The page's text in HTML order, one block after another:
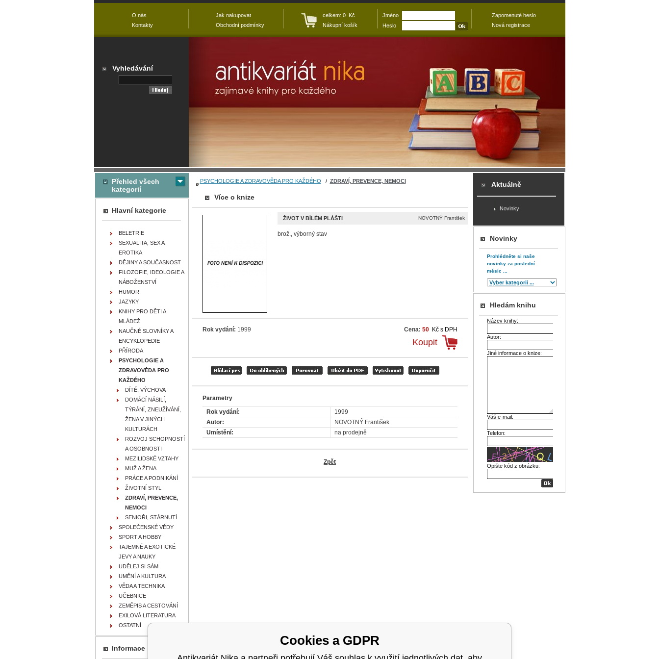
PSYCHOLOGIE A ZDRAVOVĚDA PRO KAŽDÉHO / ZDRAVÍ, PREVENCE, NEMOCI
Více o knize
ŽIVOT V BÍLÉM PLÁŠTI NOVOTNÝ František
brož., výborný stav
Rok vydání: 1999 Cena: 50 Kč s DPH
Koupit
Parametry
Rok vydání:
1999
Autor:
NOVOTNÝ František
Umístění:
na prodejně
Zpět
Přehled všech
kategorií
Hlavní kategorie
BELETRIE
SEXUALITA, SEX A
EROTIKA
DĚJINY A SOUČASNOST
FILOZOFIE, IDEOLOGIE A
NÁBOŽENSTVÍ
HUMOR
JAZYKY
KNIHY PRO DĚTI A
MLÁDEŽ
NAUČNÉ SLOVNÍKY A
ENCYKLOPEDIE
PŘÍRODA
PSYCHOLOGIE A
ZDRAVOVĚDA PRO
KAŽDÉHO
DÍTĚ, VÝCHOVA
DOMÁCÍ NÁSILÍ,
TÝRÁNÍ, ZNEUŽÍVÁNÍ,
ŽENA V JINÝCH
KULTURÁCH
ROZVOJ SCHOPNOSTÍ
A OSOBNOSTI
MEZILIDSKÉ VZTAHY
MUŽ A ŽENA
PRÁCE A PODNIKÁNÍ
ŽIVOTNÍ STYL
ZDRAVÍ, PREVENCE,
NEMOCI
SENIOŘI, STÁRNUTÍ
SPOLEČENSKÉ VĚDY
SPORT A HOBBY
TAJEMNÉ A EXOTICKÉ
JEVY A NAUKY
UDĚLEJ SI SÁM
UMĚNÍ A KULTURA
VĚDA A TECHNIKA
UČEBNICE
ZEMĚPIS A CESTOVÁNÍ
EXILOVÁ LITERATURA
OSTATNÍ
Informace
Aktuálně
Novinky
Novinky
Prohlédněte si naše
novinky za poslední
měsíc ...
Hledám knihu
Název knihy:
Autor:
Jiné informace o knize:
Váš e-mail:
Telefon:
Opište kód z obrázku:
O nás
Kontakty
Jak nakupovat
Obchodní podmínky
celkem: 0 Kč
Nákupní košík
Jméno
Heslo
Zapomenuté heslo
Nová registrace
Vyhledávání
Cookies a GDPR